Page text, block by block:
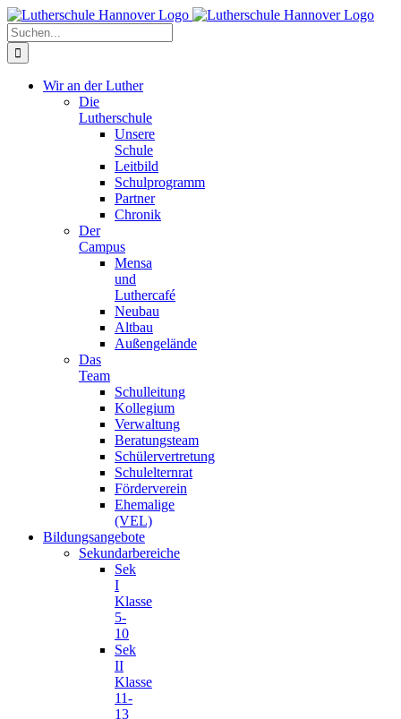
Zum
Inhalt
springen
Facebook
X
Instagram
Pinterest
Suche
nach:
Wir an der Luther
Die
Lutherschule
Unsere
Schule
Leitbild
Schulprogramm
Partner
Chronik
Der
Campus
Mensa
und
Luthercafé
Neubau
Altbau
Außengelände
Das
Team
Schulleitung
Kollegium
Verwaltung
Beratungsteam
Schülervertretung
Schulelternrat
Förderverein
Ehemalige
(VEL)
Bildungsangebote
Sekundarbereiche
Sek
I
Klasse
5-
10
Sek
II
Klasse
11-
13